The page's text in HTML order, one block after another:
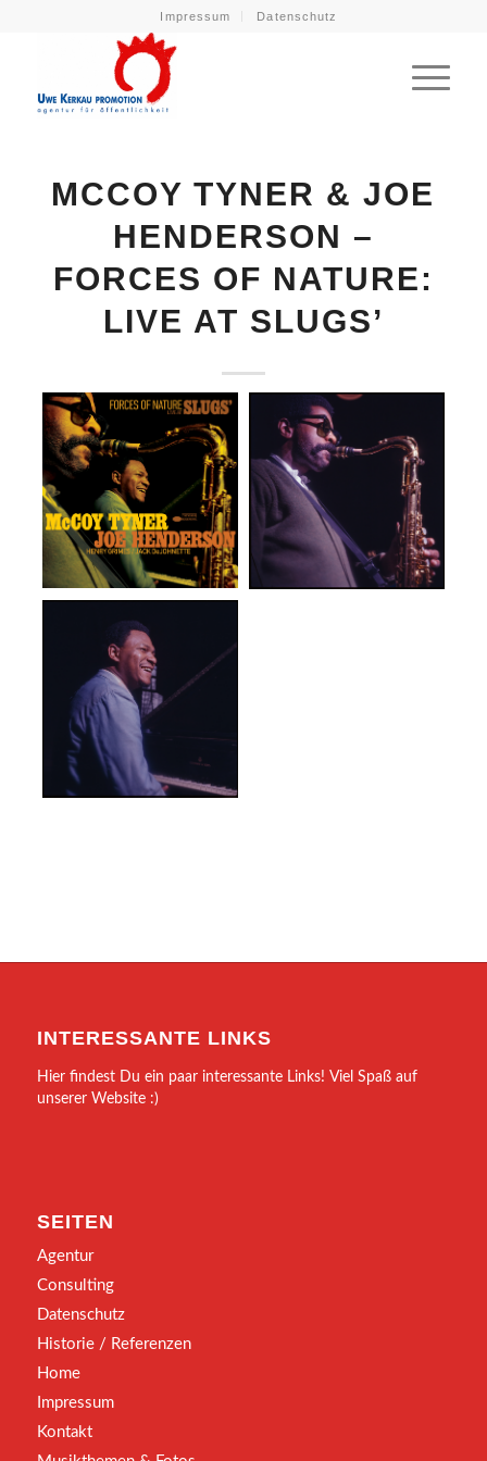
Impressum Datenschutz
MCCOY TYNER & JOE
HENDERSON –
FORCES OF NATURE:
LIVE AT SLUGS’
INTERESSANTE LINKS
Hier findest Du ein paar interessante Links! Viel Spaß auf
unserer Website :)
SEITEN
Agentur
Consulting
Datenschutz
Historie / Referenzen
Home
Impressum
Kontakt